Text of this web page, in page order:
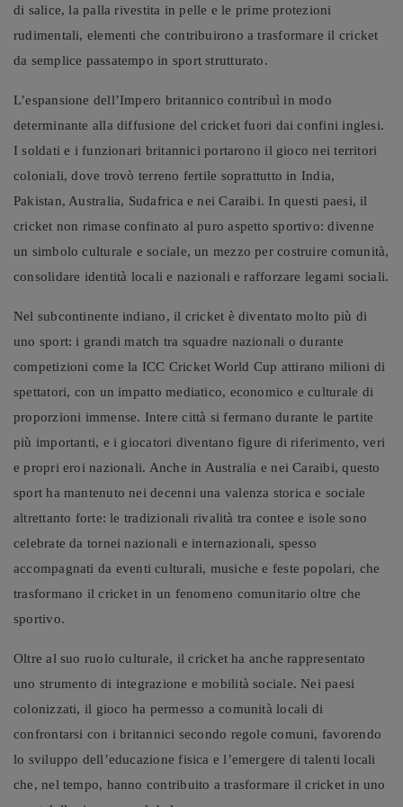
di salice, la palla rivestita in pelle e le prime protezioni
rudimentali, elementi che contribuirono a trasformare il cricket
da semplice passatempo in sport strutturato.
L’espansione dell’Impero britannico contribuì in modo
determinante alla diffusione del cricket fuori dai confini inglesi.
I soldati e i funzionari britannici portarono il gioco nei territori
coloniali, dove trovò terreno fertile soprattutto in India,
Pakistan, Australia, Sudafrica e nei Caraibi. In questi paesi, il
cricket non rimase confinato al puro aspetto sportivo: divenne
un simbolo culturale e sociale, un mezzo per costruire comunità,
consolidare identità locali e nazionali e rafforzare legami sociali.
Nel subcontinente indiano, il cricket è diventato molto più di
uno sport: i grandi match tra squadre nazionali o durante
competizioni come la ICC Cricket World Cup attirano milioni di
spettatori, con un impatto mediatico, economico e culturale di
proporzioni immense. Intere città si fermano durante le partite
più importanti, e i giocatori diventano figure di riferimento, veri
e propri eroi nazionali. Anche in Australia e nei Caraibi, questo
sport ha mantenuto nei decenni una valenza storica e sociale
altrettanto forte: le tradizionali rivalità tra contee e isole sono
celebrate da tornei nazionali e internazionali, spesso
accompagnati da eventi culturali, musiche e feste popolari, che
trasformano il cricket in un fenomeno comunitario oltre che
sportivo.
Oltre al suo ruolo culturale, il cricket ha anche rappresentato
uno strumento di integrazione e mobilità sociale. Nei paesi
colonizzati, il gioco ha permesso a comunità locali di
confrontarsi con i britannici secondo regole comuni, favorendo
lo sviluppo dell’educazione fisica e l’emergere di talenti locali
che, nel tempo, hanno contribuito a trasformare il cricket in uno